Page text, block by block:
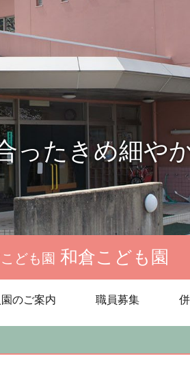
ったきめ細や
ども園 和倉こども園
園のご案内 職員募集